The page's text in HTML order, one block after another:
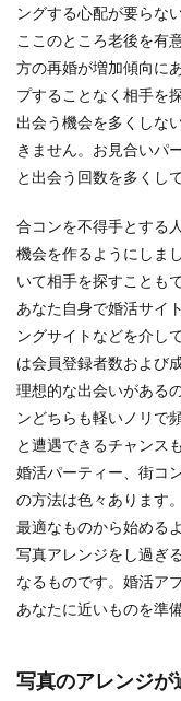
ングする心配が要らな
ここのところ老後を有
方の再婚が増加傾向に
プすることなく相手を
出会う機会を多くしな
きません。お見合いパ
と出会う回数を多くし
合コンを不得手とする
機会を作るようにしま
いて相手を探すことも
あなた自身で婚活サイ
ングサイトなどを介し
は会員登録者数および
理想的な出会いがある
ンどちらも軽いノリで
と遭遇できるチャンス
婚活パーティー、街コ
の方法は色々あります
最適なものから始める
写真アレンジをし過ぎ
なるものです。婚活ア
あなたに近いものを準
写真のアレンジが